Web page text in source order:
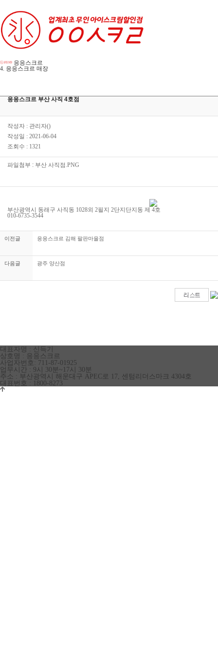
응응스크르
4. 응응스크르 매장
응응스크르 부산 사직 4호점
작성자 : 관리자()
작성일 : 2021-06-04
조회수 : 1321
파일첨부 : 부산 사직점.PNG
부산광역시 동래구 사직동 1028외 2필지 2단지단지동 제 4호
010-6735-3544
이전글 응응스크르 김해 팔판마을점
다음글 광주 양산점
대표자명 : 신득기
상호명 : 응응스크르
사업자번호: 711-87-01925
업무시간 : 9시 30분~17시 30분
주소 : 부산광역시 해운대구 APEC로 17, 센텀리더스마크 4304호
대표번호 : 1800-8273